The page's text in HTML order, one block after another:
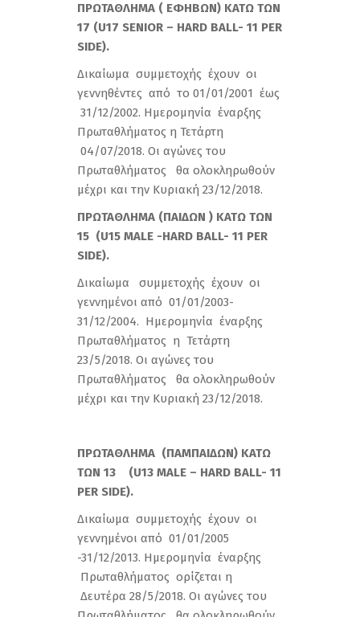
ΠΡΩΤΑΘΛΗΜΑ ( ΕΦΗΒΩΝ) ΚΑΤΩ ΤΩΝ
17 (U17 SENIOR – HARD BALL- 11 PER
SIDE).
Δικαίωμα συμμετοχής έχουν οι
γεννηθέντες από το 01/01/2001 έως
31/12/2002. Ημερομηνία έναρξης
Πρωταθλήματος η Τετάρτη
04/07/2018. Οι αγώνες του
Πρωταθλήματος θα ολοκληρωθούν
μέχρι και την Κυριακή 23/12/2018.
ΠΡΩΤΑΘΛΗΜΑ (ΠΑΙΔΩΝ ) ΚΑΤΩ ΤΩΝ
15 (U15 MALE -HARD BALL- 11 PER
SIDE).
Δικαίωμα συμμετοχής έχουν οι
γεννημένοι από 01/01/2003-
31/12/2004. Ημερομηνία έναρξης
Πρωταθλήματος η Τετάρτη
23/5/2018. Οι αγώνες του
Πρωταθλήματος θα ολοκληρωθούν
μέχρι και την Κυριακή 23/12/2018.
ΠΡΩΤΑΘΛΗΜΑ (ΠΑΜΠΑΙΔΩΝ) ΚΑΤΩ
ΤΩΝ 13 (U13 MALE – HARD BALL- 11
PER SIDE).
Δικαίωμα συμμετοχής έχουν οι
γεννημένοι από 01/01/2005
-31/12/2013. Ημερομηνία έναρξης
Πρωταθλήματος ορίζεται η
Δευτέρα 28/5/2018. Οι αγώνες του